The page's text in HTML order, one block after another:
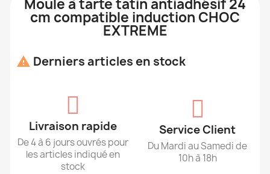
Moule à tarte tatin antiadhésif 24
cm compatible induction CHOC
EXTREME
 Derniers articles en stock
Livraison rapide
De 4 à 6 jours ouvrés pour
les articles indiqué en
stock
Service Client
Du Mardi au Samedi de
10h à 18h